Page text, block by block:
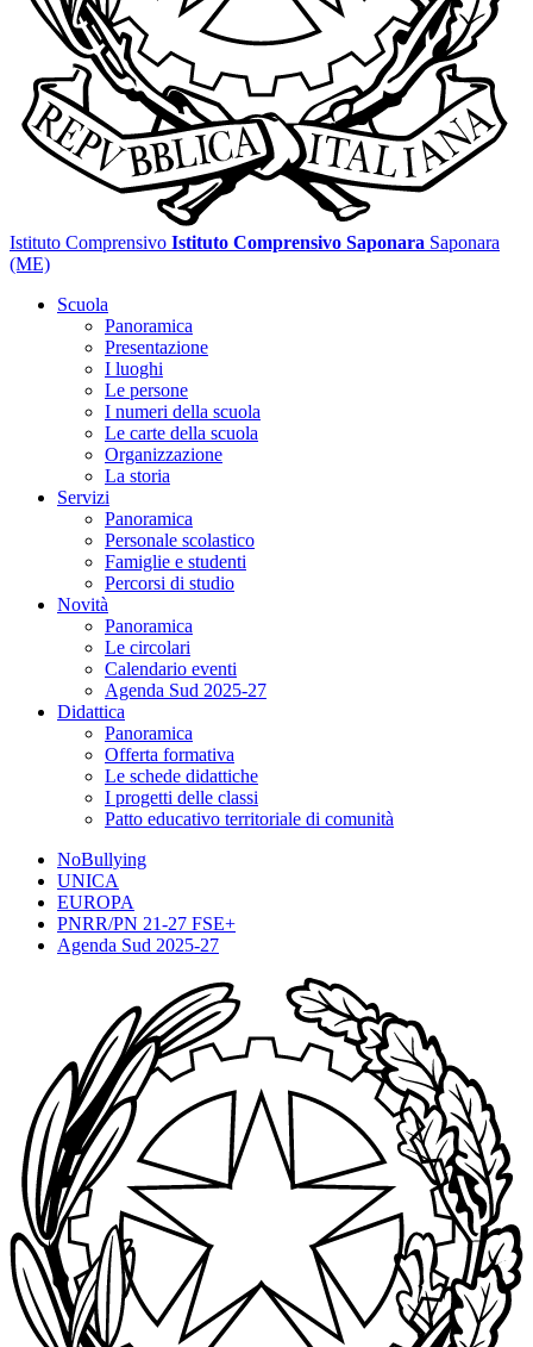
Istituto Comprensivo Istituto Comprensivo Saponara Saponara
(ME)
Scuola
Panoramica
Presentazione
I luoghi
Le persone
I numeri della scuola
Le carte della scuola
Organizzazione
La storia
Servizi
Panoramica
Personale scolastico
Famiglie e studenti
Percorsi di studio
Novità
Panoramica
Le circolari
Calendario eventi
Agenda Sud 2025-27
Didattica
Panoramica
Offerta formativa
Le schede didattiche
I progetti delle classi
Patto educativo territoriale di comunità
NoBullying
UNICA
EUROPA
PNRR/PN 21-27 FSE+
Agenda Sud 2025-27